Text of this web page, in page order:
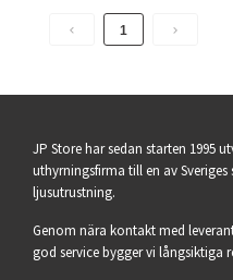
1
JP Store har sedan starten 1995
uthyrningsfirma till en av
ljusutrustning.
Genom nära kontakt med
god service bygger vi långsiktiga